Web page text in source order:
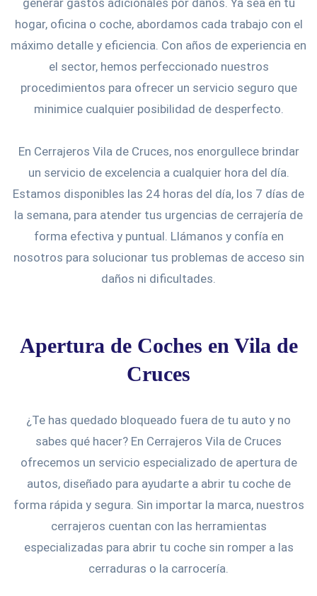
hogar, oficina o coche, abordamos cada trabajo con el
máximo detalle y eficiencia. Con años de experiencia en
el sector, hemos perfeccionado nuestros
procedimientos para ofrecer un servicio seguro que
minimice cualquier posibilidad de desperfecto.
En Cerrajeros Vila de Cruces, nos enorgullece brindar
un servicio de excelencia a cualquier hora del día.
Estamos disponibles las 24 horas del día, los 7 días de
la semana, para atender tus urgencias de cerrajería de
forma efectiva y puntual. Llámanos y confía en
nosotros para solucionar tus problemas de acceso sin
daños ni dificultades.
Apertura de Coches en Vila de
Cruces
¿Te has quedado bloqueado fuera de tu auto y no
sabes qué hacer? En Cerrajeros Vila de Cruces
ofrecemos un servicio especializado de apertura de
autos, diseñado para ayudarte a abrir tu coche de
forma rápida y segura. Sin importar la marca, nuestros
cerrajeros cuentan con las herramientas
especializadas para abrir tu coche sin romper a las
cerraduras o la carrocería.